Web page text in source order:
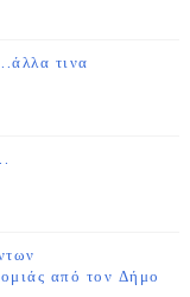
τινα
από τον Δήμο